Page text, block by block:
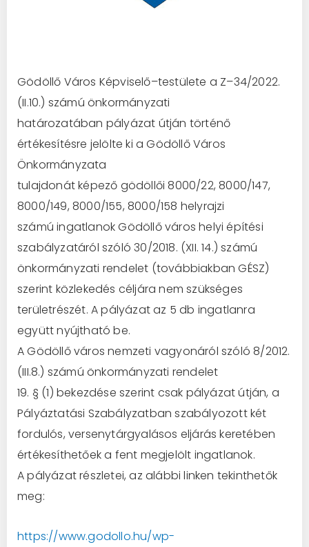
Gödöllő Város Képviselő–testülete a Z–34/2022.
(II.10.) számú önkormányzati
határozatában pályázat útján történő
értékesítésre jelölte ki a Gödöllő Város
Önkormányzata
tulajdonát képező gödöllői 8000/22, 8000/147,
8000/149, 8000/155, 8000/158 helyrajzi
számú ingatlanokGödöllő város helyi építési
szabályzatáról szóló 30/2018. (XII. 14.) számú
önkormányzati rendelet (továbbiakban GÉSZ)
szerint közlekedés céljára nem szükséges
területrészét. A pályázataz 5 db ingatlanra
együtt nyújtható be.
A Gödöllő város nemzeti vagyonáról szóló 8/2012.
(III.8.) számú önkormányzati rendelet
19. § (1) bekezdése szerint csak pályázat útján, a
Pályáztatási Szabályzatban szabályozott két
fordulós, versenytárgyalásos eljárás keretében
értékesíthetőek a fent megjelölt ingatlanok.
A pályázat részletei, az alábbi linken tekinthetők
meg:
https://www.godollo.hu/wp-